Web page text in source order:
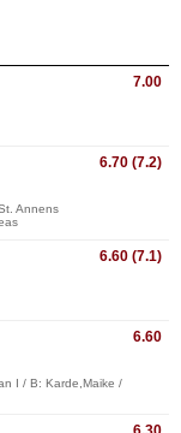
7.00
6.70 (7.2)
Annens
6.60 (7.1)
6.60
I / B: Karde,Maike /